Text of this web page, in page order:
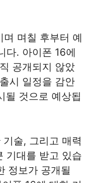
며칠 후부터 예
다. 아이폰 16에
공개되지 않았
시 일정을 감안
될 것으로 예상됩
술, 그리고 매력
기대를 받고 있습
정보가 공개될